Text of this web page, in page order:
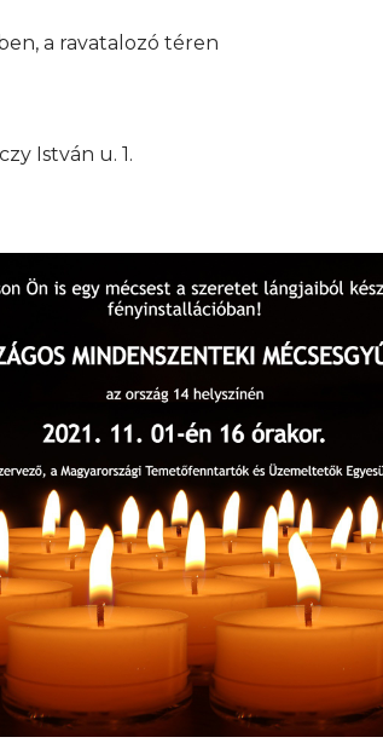
a ravatalozó téren
István u. 1.